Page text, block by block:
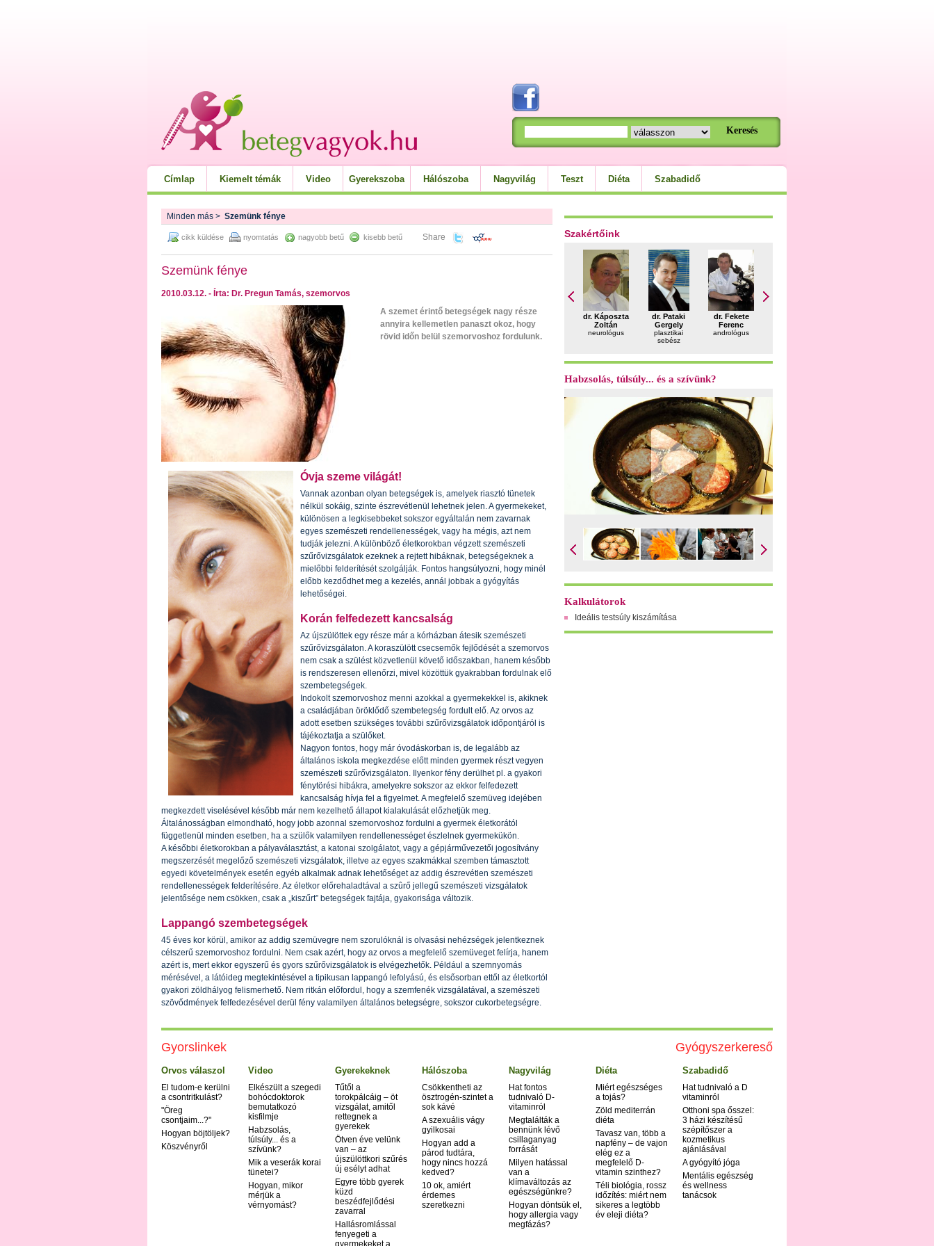
Címlap Kiemelt témák Video Gyerekszoba Hálószoba Nagyvilág Teszt Diéta Szabadidő
Minden más > Szemünk fénye
Share
cikk küldése nyomtatás nagyobb betű kisebb betű
Szemünk fénye
2010.03.12. - Írta: Dr. Pregun Ta­más, szem­or­vos
A szemet érintő betegségek nagy része
annyira kellemetlen panaszt okoz, hogy
rövid időn belül szemorvoshoz fordulunk.
Óv­ja sze­me vi­lá­gát!
Vannak azonban olyan betegségek is, amelyek riasztó tünetek
nélkül sokáig, szinte észrevétlenül lehetnek jelen. A gyermekeket,
különösen a legkisebbeket sokszor egyáltalán nem zavarnak
egyes szemészeti rendellenességek, vagy ha mégis, azt nem
tudják jelezni. A különböző életkorokban végzett szemészeti
szűrővizsgálatok ezeknek a rejtett hibáknak, betegségeknek a
mielőbbi felderítését szolgálják. Fontos hangsúlyozni, hogy minél
előbb kezdődhet meg a kezelés, annál jobbak a gyógyítás
lehetőségei.
Ko­rán fel­fe­de­zett kan­csal­ság
Az újszülöttek egy része már a kórházban átesik szemészeti
szűrővizsgálaton. A koraszülött csecsemők fejlődését a szemorvos
nem csak a szülést közvetlenül követő időszakban, hanem később
is rendszeresen ellenőrzi, mivel közöttük gyakrabban fordulnak elő
szembetegségek.
Indokolt szemorvoshoz menni azokkal a gyermekekkel is, akiknek
a családjában öröklődő szembetegség fordult elő. Az orvos az
adott esetben szükséges további szűrővizsgálatok időpontjáról is
tájékoztatja a szülőket.
Nagyon fontos, hogy már óvodáskorban is, de legalább az
általános iskola megkezdése előtt minden gyermek részt vegyen
szemészeti szűrővizsgálaton. Ilyenkor fény derülhet pl. a gyakori
fénytörési hibákra, amelyekre sokszor az ekkor felfedezett
kancsalság hívja fel a figyelmet. A megfelelő szemüveg idejében
megkezdett viselésével később már nem kezelhető állapot kialakulását előzhetjük meg.
Általánosságban elmondható, hogy jobb azonnal szemorvoshoz fordulni a gyermek életkorától
függetlenül minden esetben, ha a szülők valamilyen rendellenességet észlelnek gyermekükön.
A későbbi életkorokban a pályaválasztást, a katonai szolgálatot, vagy a gépjárművezetői jogosítvány
megszerzését megelőző szemészeti vizsgálatok, illetve az egyes szakmákkal szemben támasztott
egyedi követelmények esetén egyéb alkalmak adnak lehetőséget az addig észrevétlen szemészeti
rendellenességek felderítésére. Az életkor előrehaladtával a szûrő jellegű szemészeti vizsgálatok
jelentősége nem csökken, csak a „kiszűrt” betegségek fajtája, gyakorisága változik.
Lap­pan­gó szem­be­teg­sé­gek
45 éves kor körül, amikor az addig szemüvegre nem szorulóknál is olvasási nehézségek jelentkeznek
célszerű szemorvoshoz fordulni. Nem csak azért, hogy az orvos a megfelelő szemüveget felírja, hanem
azért is, mert ekkor egyszerű és gyors szűrővizsgálatok is elvégezhetők. Például a szemnyomás
mérésével, a látóideg megtekintésével a tipikusan lappangó lefolyású, és elsősorban ettől az életkortól
gyakori zöldhályog felismerhető. Nem ritkán előfordul, hogy a szemfenék vizsgálatával, a szemészeti
szövődmények felfedezésével derül fény valamilyen általános betegségre, sokszor cukorbetegségre.
Szakértőink
dr. Káposzta
Zoltán
neurológus
dr. Pataki
Gergely
plasztikai
sebész
dr. Fekete
Ferenc
andrológus
Habzsolás, túlsúly... és a szívünk?
Kalkulátorok
Ideális testsúly kiszámítása
Gyógyszerkereső
Gyorslinkek
Orvos válaszol
El tudom-e kerülni
a csontritkulást?
"Öreg
csontjaim...?"
Hogyan böjtöljek?
Köszvényről
Video
Elkészült a szegedi
bohócdoktorok
bemutatkozó
kisfilmje
Habzsolás,
túlsúly... és a
szívünk?
Mik a veserák korai
tünetei?
Hogyan, mikor
mérjük a
vérnyomást?
Gyerekeknek
Tűtől a
torokpálcáig – öt
vizsgálat, amitől
rettegnek a
gyerekek
Ötven éve velünk
van – az
újszülöttkori szűrés
új esélyt adhat
Egyre több gyerek
küzd
beszédfejlődési
zavarral
Hallásromlással
fenyegeti a
Hálószoba
Csökkentheti az
ösztrogén-szintet a
sok kávé
A szexuális vágy
gyilkosai
Hogyan add a
párod tudtára,
hogy nincs hozzá
kedved?
10 ok, amiért
érdemes
szeretkezni
Nagyvilág
Hat fontos
tudnivaló D-
vitaminról
Megtalálták a
bennünk lévő
csillaganyag
forrását
Milyen hatással
van a
klímaváltozás az
egészségünkre?
Hogyan döntsük el,
hogy allergia vagy
megfázás?
Diéta
Miért egészséges
a tojás?
Zöld mediterrán
diéta
Tavasz van, több a
napfény – de vajon
elég ez a
megfelelő D-
vitamin szinthez?
Téli biológia, rossz
időzítés: miért nem
sikeres a legtöbb
év eleji diéta?
Szabadidő
Hat tudnivaló a D
vitaminról
Otthoni spa ősszel:
3 házi készítésű
szépítőszer a
kozmetikus
ajánlásával
A gyógyító jóga
Mentális egészség
és wellness
tanácsok